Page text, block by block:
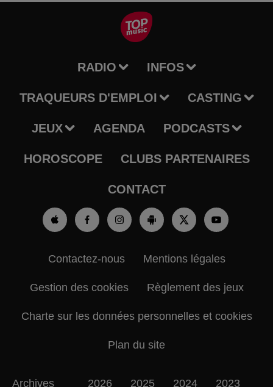
RADIO INFOS
TRAQUEURS D'EMPLOI CASTING
JEUX AGENDA PODCASTS
HOROSCOPE CLUBS PARTENAIRES
CONTACT
Contactez-nous Mentions légales
Gestion des cookies Règlement des jeux
Charte sur les données personnelles et cookies
Plan du site
Archives 2026 2025 2024 2023